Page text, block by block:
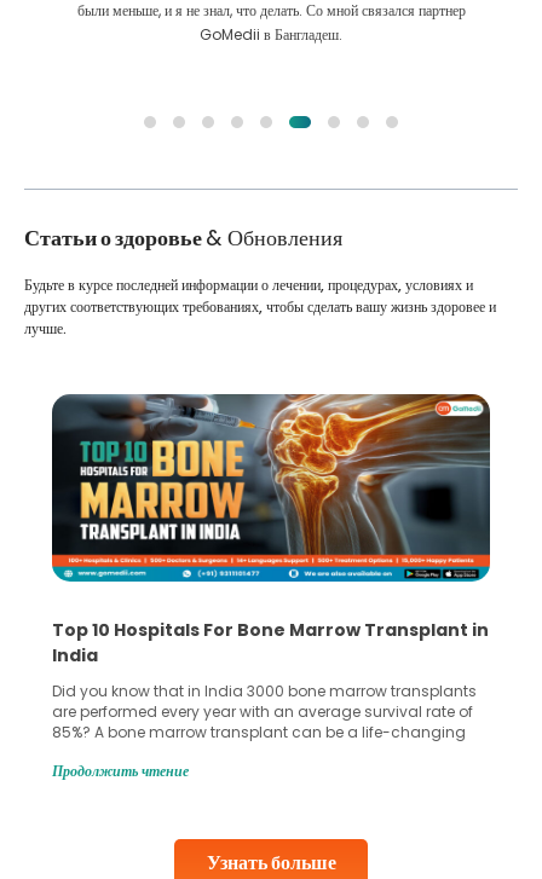
были меньше, и я не знал, что делать. Со мной связался партнер
GoMedii в Бангладеш.
Статьи о здоровье& Обновления
Узнать больше
Будьте в курсе последней информации о лечении, процедурах, условиях и
других соответствующих требованиях, чтобы сделать вашу жизнь здоровее и
лучше.
Top 10 Hospitals For Bone Marrow Transplant in
India
Did you know that in India 3000 bone marrow transplants
are performed every year with an average survival rate of
85%? A bone marrow transplant can be a life-changing
make all the difference. India has some of the world’s
Продолжить чтение